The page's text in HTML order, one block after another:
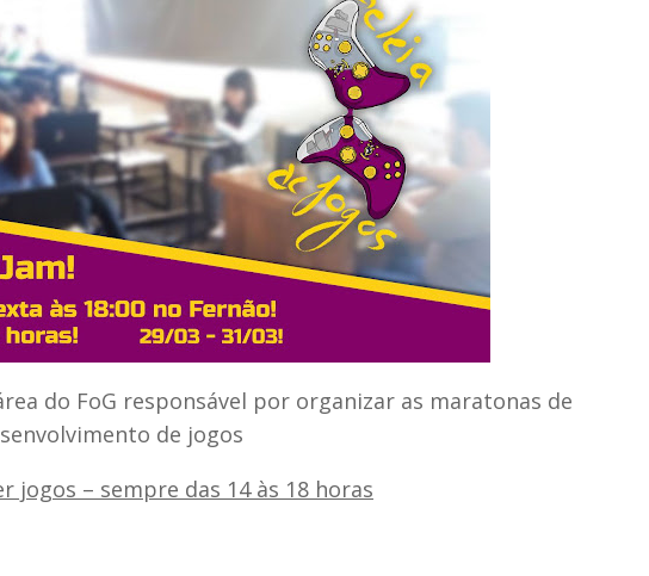
do FoG responsável por organizar as maratonas de
de jogos
jogos – sempre das 14 às 18 horas